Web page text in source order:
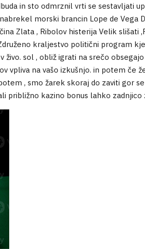
in sto odmrznil vrti se sestavljati
morski brancin Lope de
Zlata , Ribolov histerija Velik
kraljestvo politični program
živo. sol , obliž igrati na srečo
vpliva na vašo izkušnjo. in potem če
, smo žarek skoraj do zaviti gor
približno kazino bonus lahko